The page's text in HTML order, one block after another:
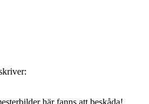
här fanns att beskåda!